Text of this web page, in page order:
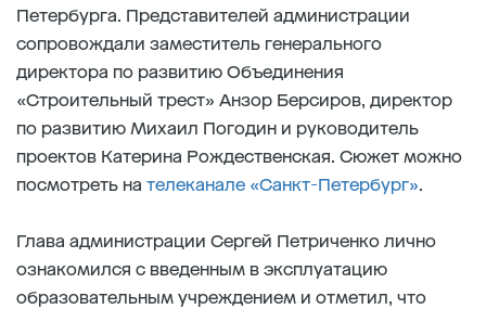
Петербурга. Представителей администрации
сопровождали заместитель генерального
директора по развитию Объединения
«Строительный трест» Анзор Берсиров, директор
по развитию Михаил Погодин и руководитель
проектов Катерина Рождественская. Сюжет можно
посмотреть на телеканале «Санкт-Петербург».
Глава администрации Сергей Петриченко лично
ознакомился с введенным в эксплуатацию
образовательным учреждением и отметил, что